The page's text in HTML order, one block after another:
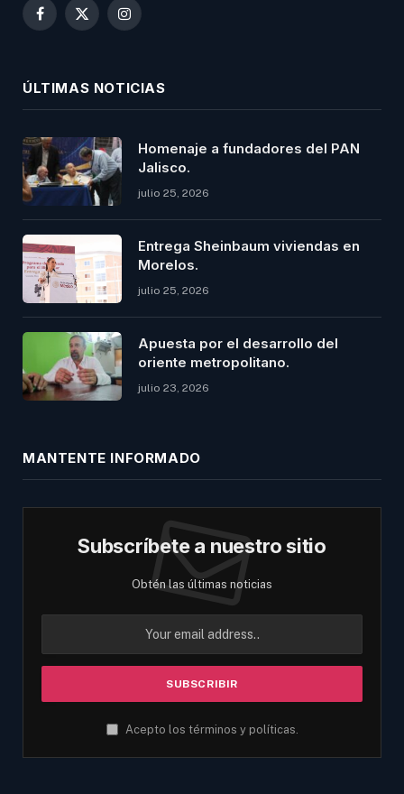
Facebook
X
Instagram
ÚLTIMAS NOTICIAS
Homenaje a fundadores del PAN
Jalisco.
julio 25, 2026
Entrega Sheinbaum viviendas en
Morelos.
julio 25, 2026
Apuesta por el desarrollo del
oriente metropolitano.
julio 23, 2026
MANTENTE INFORMADO
Subscríbete a nuestro sitio
Obtén las últimas noticias
Acepto los términos y políticas.